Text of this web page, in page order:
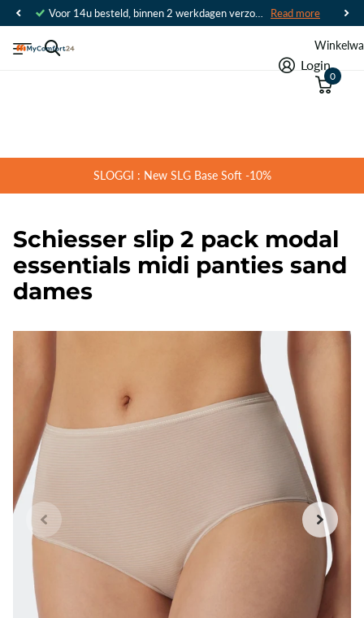
Read more
Login
0
SLOGGI : New SLG Base Soft -10%
Schiesser slip 2 pack modal
essentials midi panties sand
dames